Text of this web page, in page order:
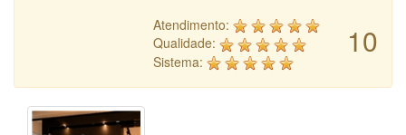
10
Atendimento:
Qualidade:
Sistema: